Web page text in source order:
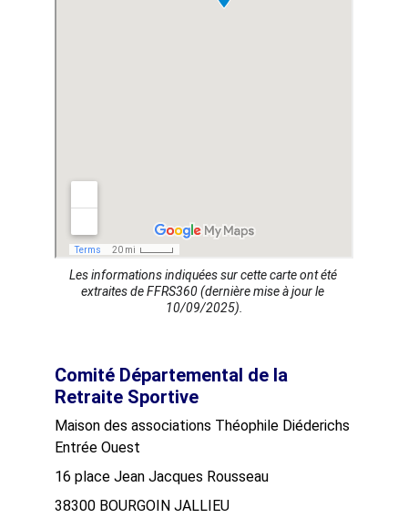
Les informations indiquées sur cette carte ont été
extraites de FFRS360 (dernière mise à jour le
10/09/2025).
Comité Départemental de la
Retraite Sportive
Maison des associations Théophile Diéderichs
Entrée Ouest
16 place Jean Jacques Rousseau
38300 BOURGOIN JALLIEU